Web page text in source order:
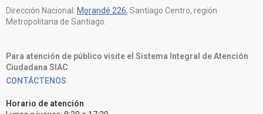
Dirección Nacional: Morandé 226, Santiago Centro, región
Metropolitana de Santiago.
Para atención de público visite el Sistema Integral de Atención
Ciudadana SIAC
CONTÁCTENOS
Horario de atención